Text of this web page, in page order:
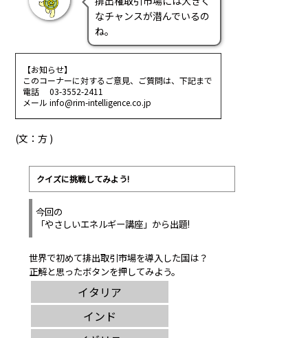
なチャンスが潜んでいるの
ね。
【お知らせ】
このコーナーに対するご意見、ご質問は、下記まで
電話 03-3552-2411
メール info@rim-intelligence.co.jp
(文：方 )
クイズに挑戦してみよう!
今回の
「やさしいエネルギー講座」から出題!
世界で初めて排出取引市場を導入した国は？
正解と思ったボタンを押してみよう。